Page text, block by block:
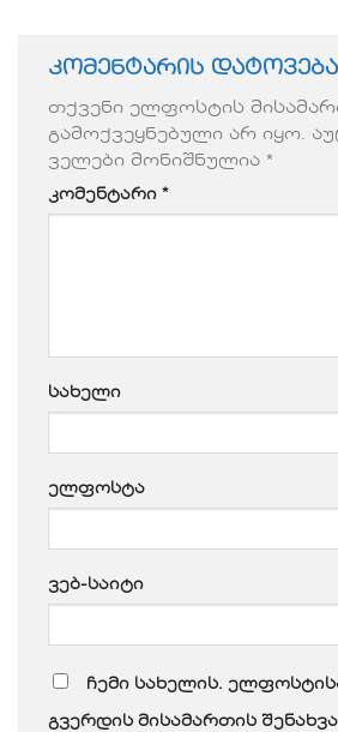
კომენტარის დატოვება
თქვენი ელფოსტის
გამოქვეყნებული არ იყო.
ველები მონიშნულია *
კომენტარი *
სახელი
ელფოსტა
ვებ-საიტი
ჩემი სახელის.
გვერდის მისამართის